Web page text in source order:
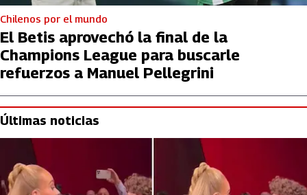
Chilenos por el mundo
El Betis aprovechó la final de la
Champions League para buscarle
refuerzos a Manuel Pellegrini
Últimas noticias